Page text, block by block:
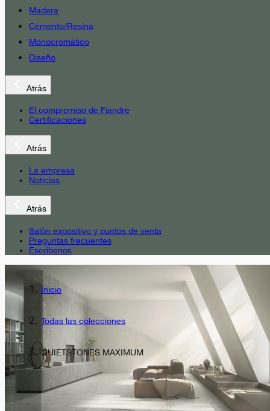
Madera
Cemento/Resina
Monocromático
Diseño
Atrás
El compromiso de Fiandre
Certificaciones
Atrás
La empresa
Noticias
Atrás
Salón expositivo y puntos de venta
Preguntas frecuentes
Escríbenos
Inicio
Todas las colecciones
QUIETSTONES MAXIMUM